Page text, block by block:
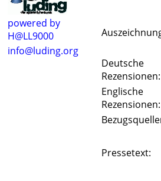
powered by
H@LL9000
info@luding.org
Deutsche
Rezensionen:
Englische
Rezensionen:
Pressetext: